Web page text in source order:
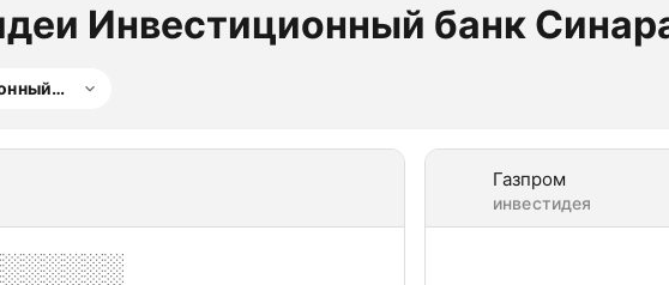
Инвестиционный банк
Газпром
инвестидея